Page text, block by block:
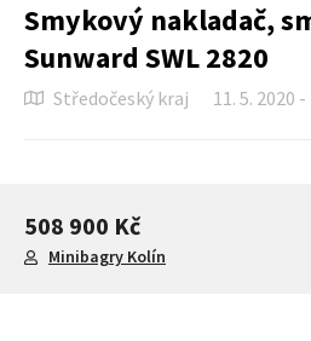
Smykový nakladač,
Sunward SWL 2820
Středočeský kraj 11. 5. 2020
508 900 Kč
Minibagry Kolín